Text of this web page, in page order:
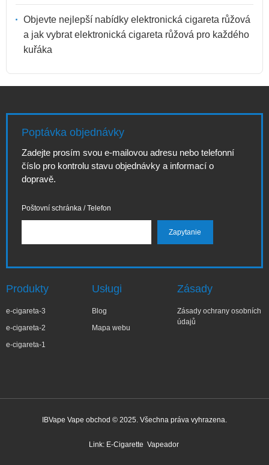
Objevte nejlepší nabídky elektronická cigareta růžová
a jak vybrat elektronická cigareta růžová pro každého
kuřáka
Poptávka objednávky
Zadejte prosím svou e-mailovou adresu nebo telefonní
číslo pro kontrolu stavu objednávky a informací o
dopravě.
Poštovní schránka / Telefon
Produkty
e-cigareta-3
e-cigareta-2
e-cigareta-1
Usługi
Blog
Mapa webu
Zásady
Zásady ochrany osobních
údajů
IBVape Vape obchod © 2025. Všechna práva vyhrazena.
Link: E-Cigarette Vapeador
✕
Ma***a